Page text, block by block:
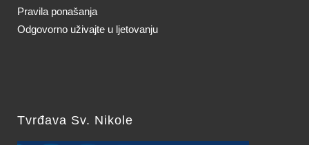
Pravila ponašanja
Odgovorno uživajte u ljetovanju
Tvrđava Sv. Nikole